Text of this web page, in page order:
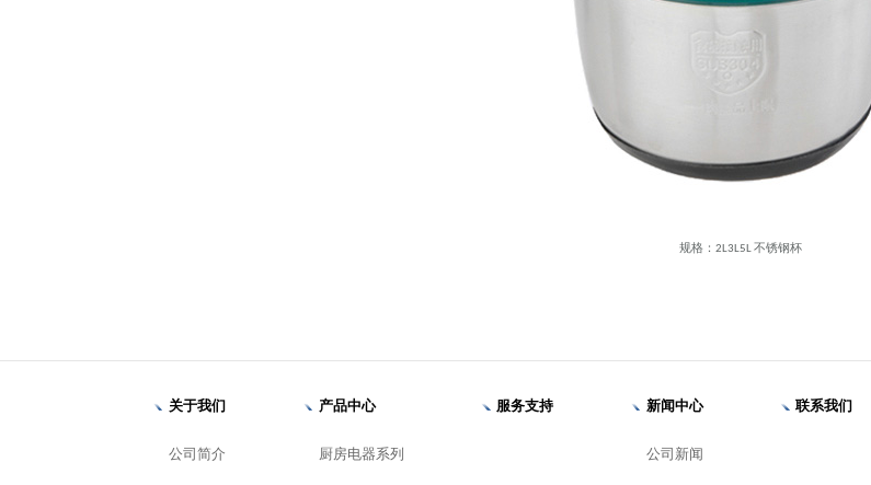
规格：2L3L5L 不锈钢杯
关于我们
公司简介
产品中心
厨房电器系列
服务支持 新闻中心
公司新闻
联系我们